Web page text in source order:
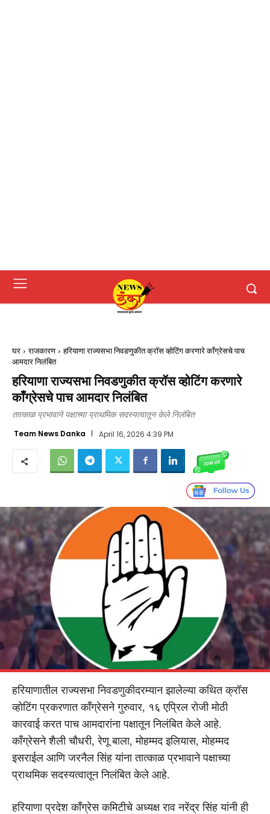
घर राजकारण
हरियाणा राज्यसभा निवडणुकीत क्रॉस व्होटिंग करणारे काँग्रेसचे पाच
आमदार निलंबित
हरियाणा राज्यसभा निवडणुकीत क्रॉस व्होटिंग करणारे
काँग्रेसचे पाच आमदार निलंबित
तात्काळ प्रभावाने पक्षाच्या प्राथमिक सदस्यत्वातून केले निलंबित
Team News Danka April 16, 2026 4:39 PM
हरियाणातील राज्यसभा निवडणुकीदरम्यान झालेल्या कथित क्रॉस
व्होटिंग प्रकरणात काँग्रेसने गुरुवार, १६ एप्रिल रोजी मोठी
कारवाई करत पाच आमदारांना पक्षातून निलंबित केले आहे.
काँग्रेसने शैली चौधरी, रेणू बाला, मोहम्मद इलियास, मोहम्मद
इसराईल आणि जरनैल सिंह यांना तात्काळ प्रभावाने पक्षाच्या
प्राथमिक सदस्यत्वातून निलंबित केले आहे.
हरियाणा प्रदेश काँग्रेस कमिटीचे अध्यक्ष राव नरेंद्र सिंह यांनी ही